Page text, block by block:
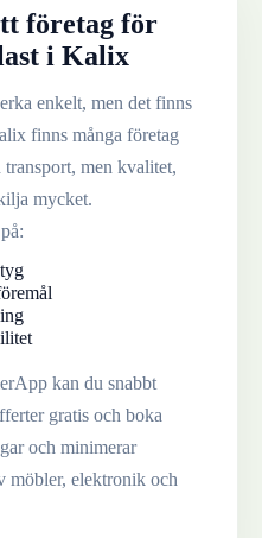
företag för
i Kalix
enkelt, men det finns
finns många företag
men kvalitet,
mycket.
kan du snabbt
gratis och boka
och minimerar
möbler, elektronik och